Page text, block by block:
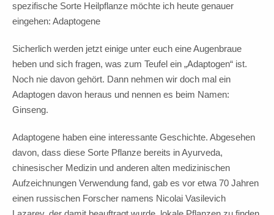
spezifische Sorte Heilpflanze möchte ich heute genauer
eingehen: Adaptogene
Sicherlich werden jetzt einige unter euch eine Augenbraue
heben und sich fragen, was zum Teufel ein „Adaptogen“ ist.
Noch nie davon gehört. Dann nehmen wir doch mal ein
Adaptogen davon heraus und nennen es beim Namen:
Ginseng.
Adaptogene haben eine interessante Geschichte. Abgesehen
davon, dass diese Sorte Pflanze bereits in Ayurveda,
chinesischer Medizin und anderen alten medizinischen
Aufzeichnungen Verwendung fand, gab es vor etwa 70 Jahren
einen russischen Forscher namens Nicolai Vasilevich